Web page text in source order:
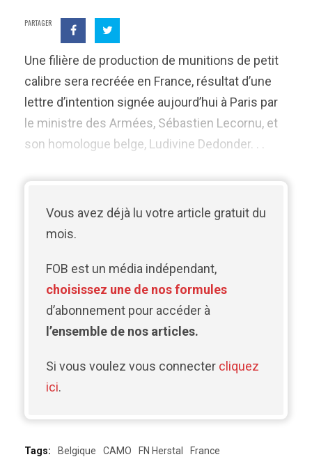
PARTAGER
Une filière de production de munitions de petit
calibre sera recréée en France, résultat d’une
lettre d’intention signée aujourd’hui à Paris par
le ministre des Armées, Sébastien Lecornu, et
son homologue belge, Ludivine Dedonder. . .
Vous avez déjà lu votre article gratuit du
mois.
FOB est un média indépendant,
choisissez une de nos formules
d’abonnement pour accéder à
l’ensemble de nos articles.
Si vous voulez vous connecter cliquez
ici.
Tags: Belgique CAMO FN Herstal France